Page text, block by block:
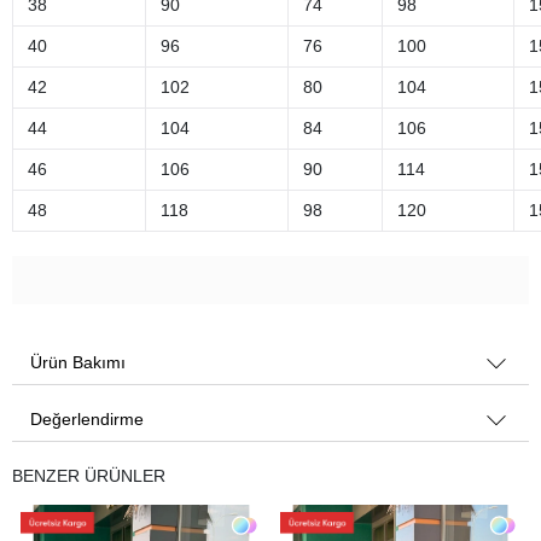
38 90 74 98
40 96 76 100
42 102 80 104
44 104 84 106
46 106 90 114
48 118 98 120
Ürün Bakımı
Değerlendirme
BENZER ÜRÜNLER